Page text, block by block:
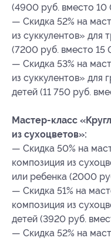
(4900 руб. вместо 10
— Скидка 52% на
из суккулентов» для
(7200 руб. вместо 15
— Скидка 53% на
из суккулентов» для
детей (11 750 руб.
Мастер-класс
из сухоцветов»:
— Скидка 50% на
композиция из
или ребенка (2000
— Скидка 51% на
композиция из
детей (3920 руб.
— Скидка 52% на